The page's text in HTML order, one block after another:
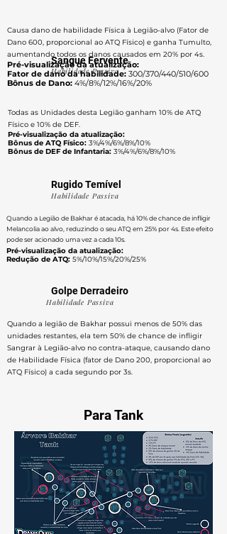
Causa dano de habilidade Física à Legião-alvo (Fator de
Dano 600, proporcional ao ATQ Físico) e ganha Tumulto,
aumentando todos os danos causados em 20% por 4s.
Pré-visualização da atualização:
Fator de dano da habilidade: 300/370/440/510/600
Bônus de Dano: 4%/8%/12%/16%/20%
Habilidade Passiva
Sangue Fervente
Todas as Unidades desta Legião ganham 10% de ATQ
Físico e 10% de DEF.
Pré-visualização da atualização:
Bônus de ATQ Físico: 3%/4%/6%/8%/10%
Bônus de DEF de Infantaria: 3%/4%/6%/8%/10%
Rugido Temível
Habilidade Passiva
Quando a Legião de Bakhar é atacada, há 10% de chance de infligir
Melancolia ao alvo, reduzindo o seu ATQ em 25% por 4s. Este efeito
pode ser acionado uma vez a cada 10s.
Pré-visualização da atualização:
Redução de ATQ: 5%/10%/15%/20%/25%
Golpe Derradeiro
Habilidade Passiva
Quando a legião de Bakhar possui menos de 50% das
unidades restantes, ela tem 50% de chance de infligir
Sangrar à Legião-alvo no contra-ataque, causando dano
de Habilidade Física (fator de Dano 200, proporcional ao
ATQ Físico) a cada segundo por 3s.
Para Tank